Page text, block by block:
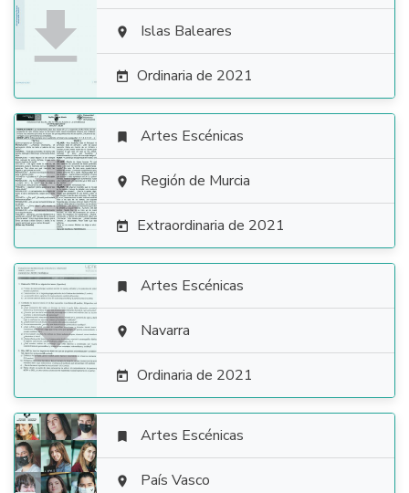
  Islas Baleares
 Ordinaria de 2021

 Artes Escénicas
 Región de Murcia
 Extraordinaria de 2021

 Artes Escénicas
 Navarra
 Ordinaria de 2021
 Artes Escénicas
 País Vasco